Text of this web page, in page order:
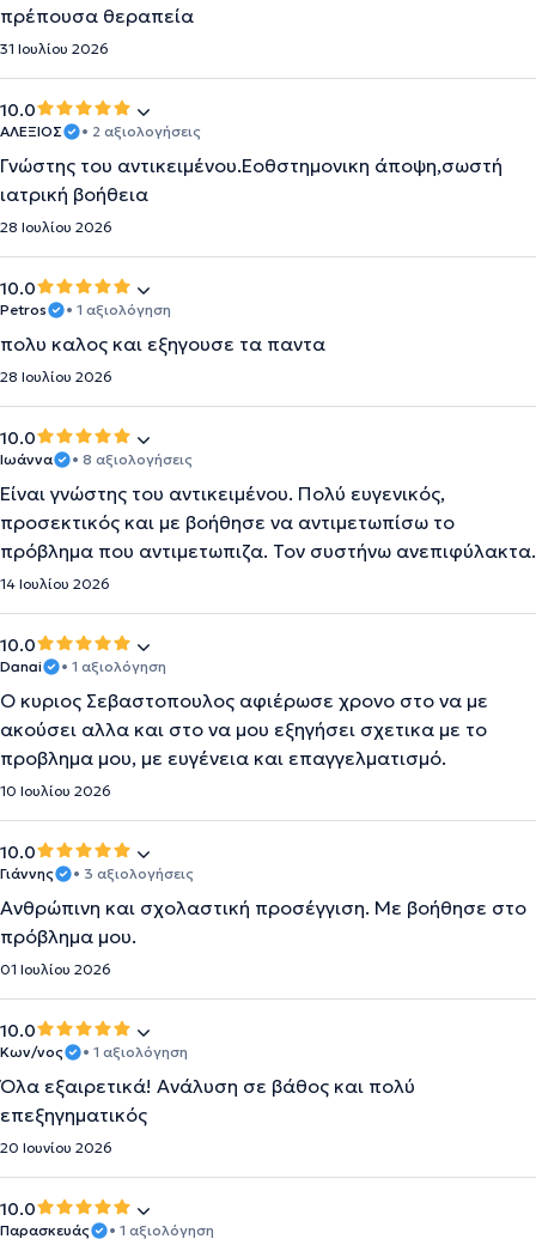
πρέπουσα θεραπεία
31 Ιουλίου 2026
10.0
ΑΛΕΞΙΟΣ • 2 αξιολογήσεις
Γνώστης του αντικειμένου.Εοθστημονικη άποψη,σωστή
ιατρική βοήθεια
28 Ιουλίου 2026
10.0
Petros • 1 αξιολόγηση
πολυ καλος και εξηγουσε τα παντα
28 Ιουλίου 2026
10.0
Ιωάννα • 8 αξιολογήσεις
Είναι γνώστης του αντικειμένου. Πολύ ευγενικός,
προσεκτικός και με βοήθησε να αντιμετωπίσω το
πρόβλημα που αντιμετωπιζα. Τον συστήνω ανεπιφύλακτα.
14 Ιουλίου 2026
10.0
Danai • 1 αξιολόγηση
Ο κυριος Σεβαστοπουλος αφιέρωσε χρονο στο να με
ακούσει αλλα και στο να μου εξηγήσει σχετικα με το
προβλημα μου, με ευγένεια και επαγγελματισμό.
10 Ιουλίου 2026
10.0
Γιάννης • 3 αξιολογήσεις
Ανθρώπινη και σχολαστική προσέγγιση. Με βοήθησε στο
πρόβλημα μου.
01 Ιουλίου 2026
10.0
Κων/νος • 1 αξιολόγηση
Όλα εξαιρετικά! Ανάλυση σε βάθος και πολύ
επεξηγηματικός
20 Ιουνίου 2026
10.0
Παρασκευάς • 1 αξιολόγηση